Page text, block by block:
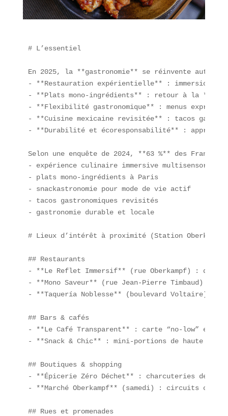
# L’essentiel
En 2025, la **gastronomie** se réinvente autour
- **Restauration expérientielle** : immersion
- **Plats mono-ingrédients** : retour à la
- **Flexibilité gastronomique** : menus
- **Cuisine mexicaine revisitée** : tacos
- **Durabilité et écoresponsabilité** :
Selon une enquête de 2024, **63 %** des
- expérience culinaire immersive
- plats mono-ingrédients à Paris
- snackastronomie pour mode de vie actif
- tacos gastronomiques revisités
- gastronomie durable et locale
# Lieux d’intérêt à proximité (Station Oberkampf
## Restaurants
- **Le Reflet Immersif** (rue Oberkampf) :
- **Mono Saveur** (rue Jean-Pierre Timbaud) :
- **Taquería Noblesse** (boulevard Voltaire) :
## Bars & cafés
- **Le Café Transparent** : carte “no-low” et
- **Snack & Chic** : mini-portions de haute
## Boutiques & shopping
- **Épicerie Zéro Déchet** : charcuteries de
- **Marché Oberkampf** (samedi) : circuits
## Rues et promenades